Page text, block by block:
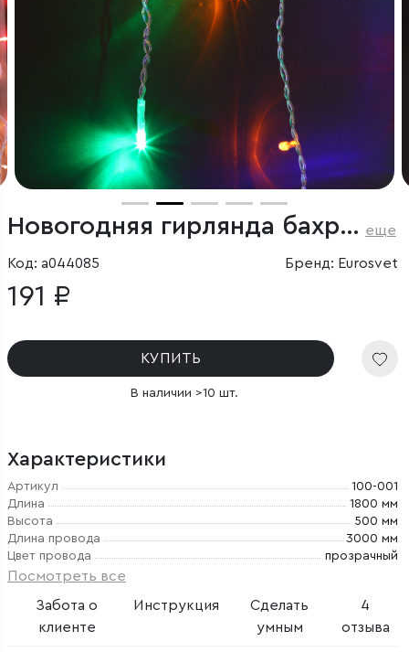
Новогодняя гирлянда бахрома мульти 1,8*0,5м IP20 еще
Код: a044085 Бренд: Eurosvet
191 ₽
КУПИТЬ
В наличии >10 шт.
Характеристики
Артикул
100-001
Длина
1800 мм
Высота
500 мм
Длина провода
3000 мм
Цвет провода
прозрачный
Посмотреть все
Забота о
клиенте
Инструкция
Сделать
умным
4
отзыва